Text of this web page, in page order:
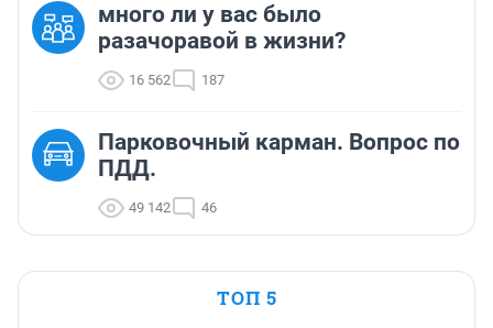
много ли у вас было
разачоравой в жизни?
16 562 187
Парковочный карман. Вопрос по
ПДД.
49 142 46
ТОП 5